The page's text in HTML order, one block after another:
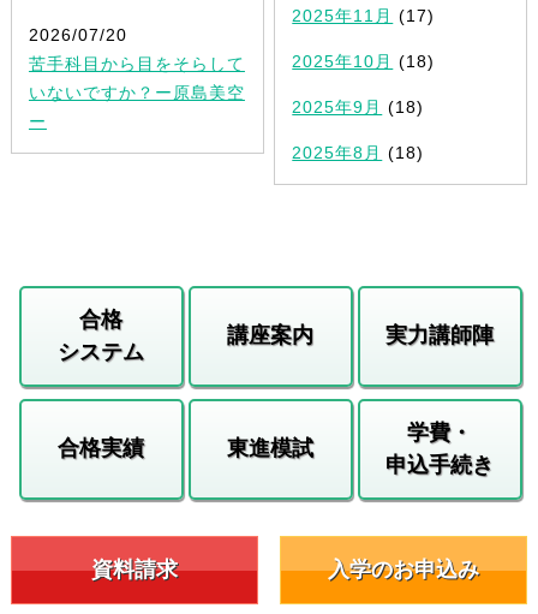
2026/07/20
苦手科目から目をそらして
いないですか？ー原島美空
ー
2025年11月 (17)
2025年10月 (18)
2025年9月 (18)
2025年8月 (18)
合格
システム
講座案内 実力講師陣
合格実績 東進模試
学費・
申込手続き
資料請求 入学のお申込み